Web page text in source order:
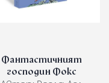
Фантастичният
господин Фокс